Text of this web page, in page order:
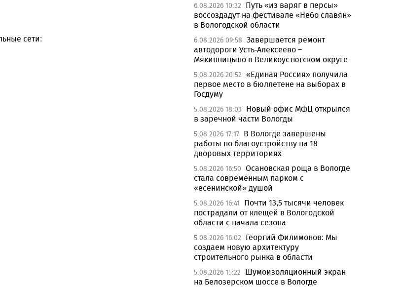
сети:
6.08.2026 10:32
Путь «из варяг в персы»
воссоздадут на фестивале «Небо славян»
в Вологодской области
6.08.2026 09:58 Завершается ремонт
автодороги Усть-Алексеево –
Мякинницыно в Великоустюгском округе
5.08.2026 20:52 «Единая Россия» получила
первое место в бюллетене на выборах в
Госдуму
5.08.2026 18:03
Новый офис МФЦ открылся
в заречной части Вологды
5.08.2026 17:17 В Вологде завершены
работы по благоустройству на 18
дворовых территориях
5.08.2026 16:50 Осановская роща в Вологде
стала современным парком с
«есенинской» душой
5.08.2026 16:41
Почти 13,5 тысячи человек
пострадали от клещей в Вологодской
области с начала сезона
5.08.2026 16:02
Георгий Филимонов: Мы
создаем новую архитектуру
строительного рынка в области
5.08.2026 15:22
Шумоизоляционный экран
на Белозерском шоссе в Вологде